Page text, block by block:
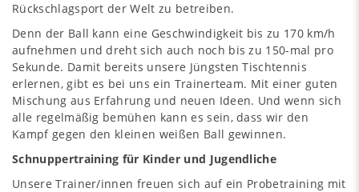
Rückschlagsport der Welt zu betreiben.
Denn der Ball kann eine Geschwindigkeit bis zu 170 km/h
aufnehmen und dreht sich auch noch bis zu 150-mal pro
Sekunde. Damit bereits unsere Jüngsten Tischtennis
erlernen, gibt es bei uns ein Trainerteam. Mit einer guten
Mischung aus Erfahrung und neuen Ideen. Und wenn sich
alle regelmäßig bemühen kann es sein, dass wir den
Kampf gegen den kleinen weißen Ball gewinnen.
Schnuppertraining für Kinder und Jugendliche
Unsere Trainer/innen freuen sich auf ein Probetraining mit